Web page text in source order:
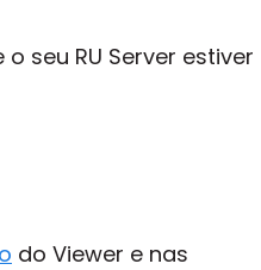
o seu RU Server estiver
do Viewer e nas